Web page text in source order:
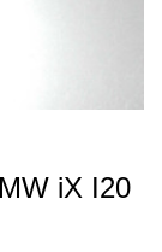
iX I20